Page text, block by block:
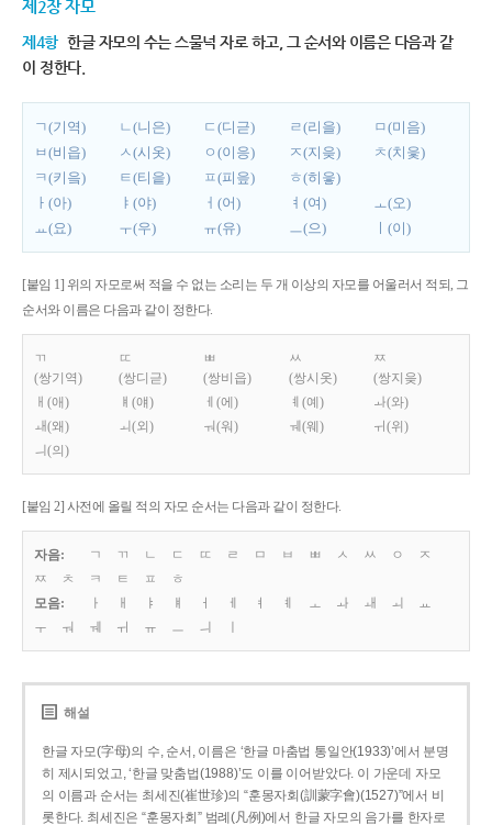
제2장 자모
제4항 한글 자모의 수는 스물넉 자로 하고, 그 순서와 이름은 다음과 같
이 정한다.
ㄱ(기역) ㄴ(니은) ㄷ(디귿) ㄹ(리을)
ㅁ(미음)
ㅂ(비읍)
ㅅ(시옷) ㅇ(이응) ㅈ(지읒)
ㅊ(치읓)
ㅋ(키읔)
ㅌ(티읕) ㅍ(피읖)
ㅎ(히읗)
ㅏ(아)
ㅑ(야) ㅓ(어) ㅕ(여)
ㅗ(오)
ㅛ(요)
ㅜ(우) ㅠ(유) ㅡ(으) ㅣ(이)
[붙임 1] 위의 자모로써 적을 수 없는 소리는 두 개 이상의 자모를 어울러서 적되, 그
순서와 이름은 다음과 같이 정한다.
ㄲ
(쌍기역)
ㄸ
(쌍디귿)
ㅃ
(쌍비읍)
ㅆ
(쌍시옷)
ㅉ
(쌍지읒)
ㅐ(애)
ㅒ(얘) ㅔ(에) ㅖ(예)
ㅘ(와)
ㅙ(왜)
ㅚ(외) ㅝ(워) ㅞ(웨)
ㅟ(위)
ㅢ(의)
[붙임 2] 사전에 올릴 적의 자모 순서는 다음과 같이 정한다.
자음: ㄱ ㄲ ㄴ ㄷ ㄸ ㄹ ㅁ ㅂ ㅃ ㅅ ㅆ ㅇ
ㅈ
ㅉ
ㅊ ㅋ ㅌ ㅍ
ㅎ
모음:
ㅏ ㅐ ㅑ ㅒ ㅓ ㅔ ㅕ ㅖ ㅗ ㅘ ㅙ ㅚ
ㅛ
ㅜ
ㅝ ㅞ ㅟ ㅠ ㅡ ㅢ
해설
한글 자모(字母)의 수, 순서, 이름은 ‘한글 마춤법 통일안(1933)’에서 분명
히 제시되었고, ‘한글 맞춤법(1988)’도 이를 이어받았다. 이 가운데 자모
의 이름과 순서는 최세진(崔世珍)의 “훈몽자회(訓蒙字會)(1527)”에서 비
롯한다. 최세진은 “훈몽자회” 범례(凡例)에서 한글 자모의 음가를 한자로